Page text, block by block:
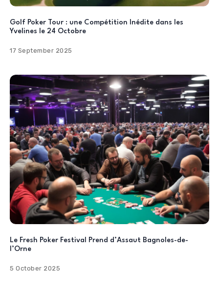
Golf Poker Tour : une Compétition Inédite dans les
Yvelines le 24 Octobre
17 September 2025
Le Fresh Poker Festival Prend d’Assaut Bagnoles-de-
l’Orne
5 October 2025